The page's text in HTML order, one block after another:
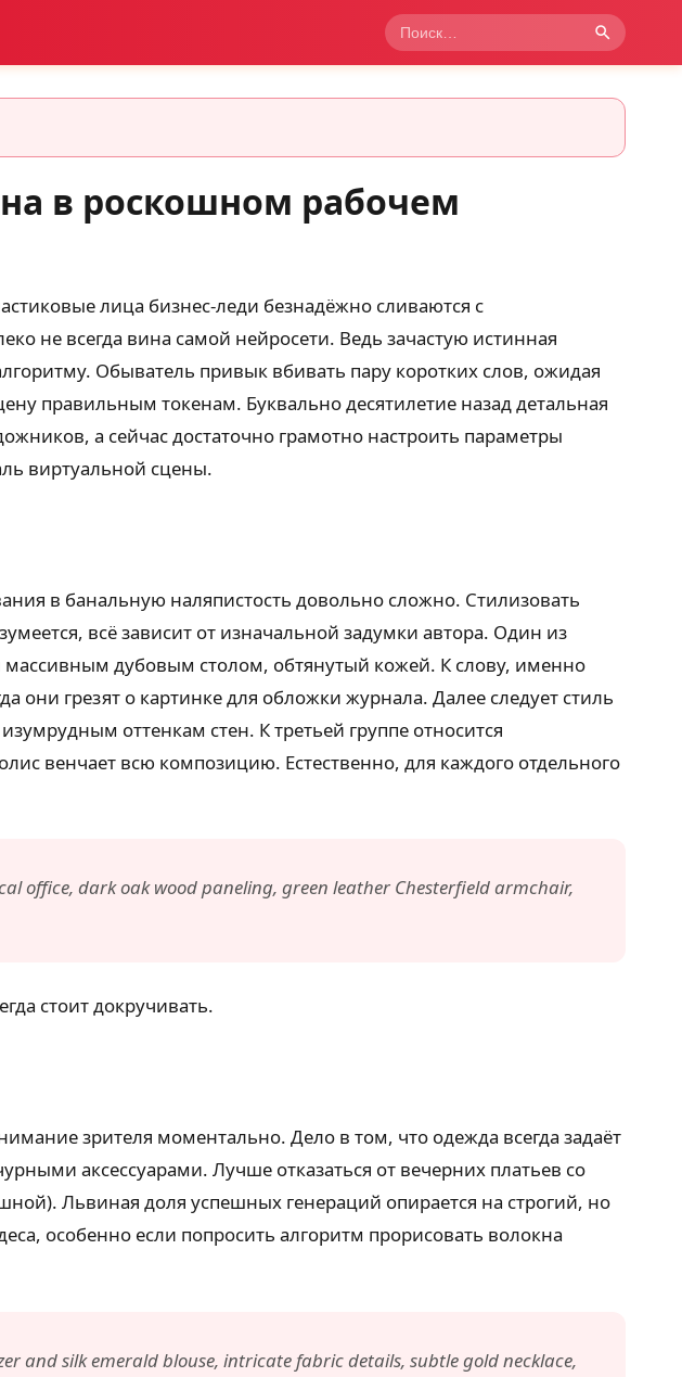
в роскошном рабочем
лица бизнес-леди безнадёжно сливаются с
не всегда вина самой нейросети. Ведь зачастую истинная
Обыватель привык вбивать пару коротких слов, ожидая
правильным токенам. Буквально десятилетие назад детальная
а сейчас достаточно грамотно настроить параметры
виртуальной сцены.
в банальную наляпистость довольно сложно. Стилизовать
всё зависит от изначальной задумки автора. Один из
дубовым столом, обтянутый кожей. К слову, именно
грезят о картинке для обложки журнала. Далее следует стиль
оттенкам стен. К третьей группе относится
венчает всю композицию. Естественно, для каждого отдельного
office, dark oak wood paneling, green leather Chesterfield armchair,
стоит докручивать.
зрителя моментально. Дело в том, что одежда всегда задаёт
аксессуарами. Лучше отказаться от вечерних платьев со
Львиная доля успешных генераций опирается на строгий, но
особенно если попросить алгоритм прорисовать волокна
and silk emerald blouse, intricate fabric details, subtle gold necklace,